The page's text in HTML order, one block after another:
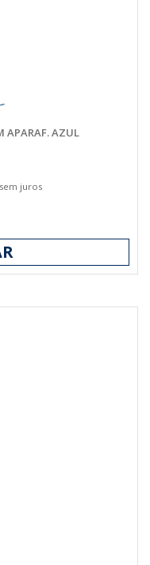
APARAF. AZUL
sem juros